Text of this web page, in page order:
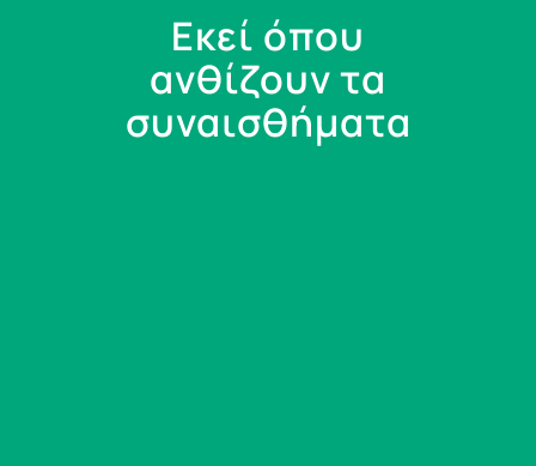
Εκεί όπου
ανθίζουν τα
συναισθήματα